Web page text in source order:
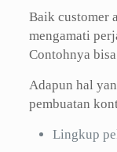
Baik customer
mengamati
Contohnya
Adapun hal
pembuatan
Lingkup